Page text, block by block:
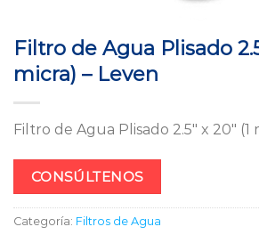
Filtro de Agua Plisado
micra) – Leven
Filtro de Agua Plisado 2.5″ x 20″ (1
CONSÚLTENOS
Categoría: Filtros de Agua